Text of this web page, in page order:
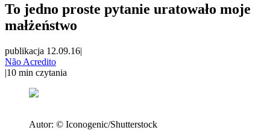
To jedno proste pytanie uratowało moje
małżeństwo
publikacja 12.09.16|
Não Acredito
|10 min czytania
Autor: © Iconogenic/Shutterstock